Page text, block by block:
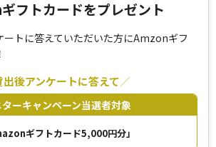
フトカードをプレゼント
ートに答えていただいた方にAmzonギフ
出後アンケートに答えて
ーキャンペーン当選者対象
ギフトカード5,000円分」